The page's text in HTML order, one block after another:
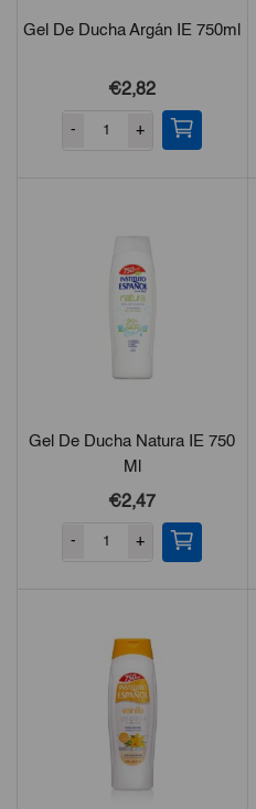
Gel De Ducha Argán IE 750ml
€2,82
- +
Gel De Ducha Natura IE 750
Ml
€2,47
- +